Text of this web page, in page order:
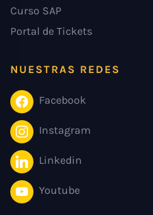
Curso SAP
Portal de Tickets
NUESTRAS REDES
Facebook
Instagram
Linkedin
Youtube